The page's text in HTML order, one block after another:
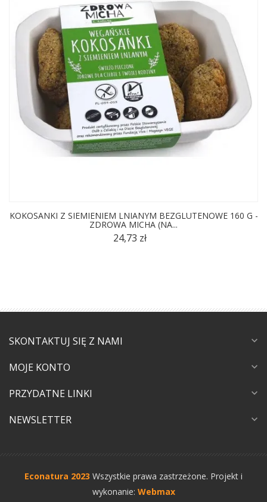
KOKOSANKI Z SIEMIENIEM LNIANYM BEZGLUTENOWE 160 G -
ZDROWA MICHA (NA...
24,73 zł
SKONTAKTUJ SIĘ Z NAMI expand_more
MOJE KONTO expand_more
PRZYDATNE LINKI expand_more
NEWSLETTER expand_more
Econatura 2023 Wszystkie prawa zastrzeżone. Projekt i
wykonanie: Webmax